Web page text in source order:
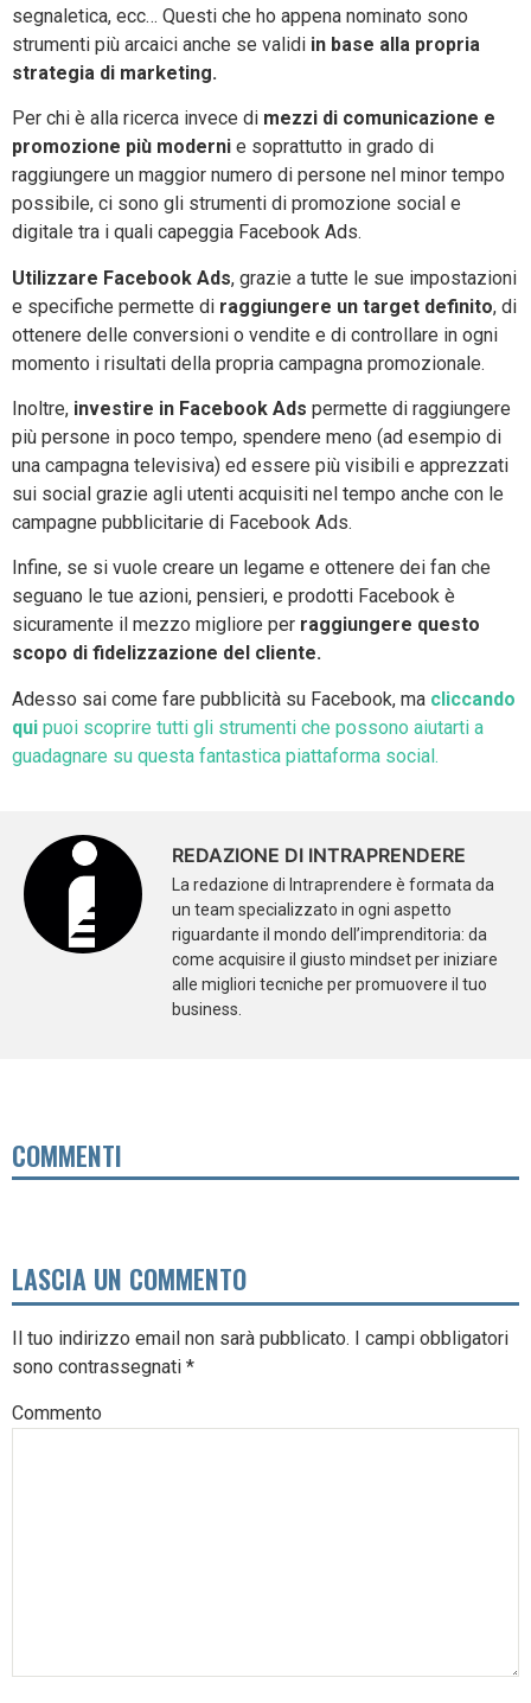
segnaletica, ecc… Questi che ho appena nominato sono
strumenti più arcaici anche se validi in base alla propria
strategia di marketing.
Per chi è alla ricerca invece di mezzi di comunicazione e
promozione più moderni e soprattutto in grado di
raggiungere un maggior numero di persone nel minor tempo
possibile, ci sono gli strumenti di promozione social e
digitale tra i quali capeggia Facebook Ads.
Utilizzare Facebook Ads, grazie a tutte le sue impostazioni
e specifiche permette di raggiungere un target definito, di
ottenere delle conversioni o vendite e di controllare in ogni
momento i risultati della propria campagna promozionale.
Inoltre, investire in Facebook Ads permette di raggiungere
più persone in poco tempo, spendere meno (ad esempio di
una campagna televisiva) ed essere più visibili e apprezzati
sui social grazie agli utenti acquisiti nel tempo anche con le
campagne pubblicitarie di Facebook Ads.
Infine, se si vuole creare un legame e ottenere dei fan che
seguano le tue azioni, pensieri, e prodotti Facebook è
sicuramente il mezzo migliore per raggiungere questo
scopo di fidelizzazione del cliente.
Adesso sai come fare pubblicità su Facebook, ma cliccando
qui puoi scoprire tutti gli strumenti che possono aiutarti a
guadagnare su questa fantastica piattaforma social.
REDAZIONE DI INTRAPRENDERE
La redazione di Intraprendere è formata da
un team specializzato in ogni aspetto
riguardante il mondo dell’imprenditoria: da
come acquisire il giusto mindset per iniziare
alle migliori tecniche per promuovere il tuo
business.
COMMENTI
LASCIA UN COMMENTO
Il tuo indirizzo email non sarà pubblicato. I campi obbligatori
sono contrassegnati *
Commento